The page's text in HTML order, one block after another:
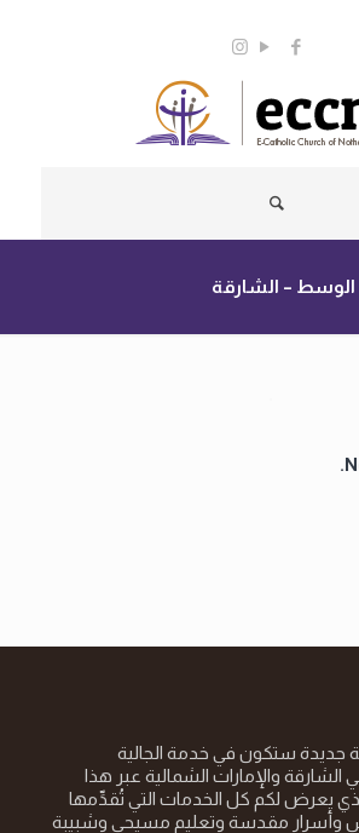
الوسط – الشارقة
جديدة ستكون في خدمة الجالية
الشارقة والإمارات الشمالية عبر هذا
يعرض لكم كل الخدمات التي تُقدِّمها
وأسرار مقدسة وتعليم مسيحي وشبيبة